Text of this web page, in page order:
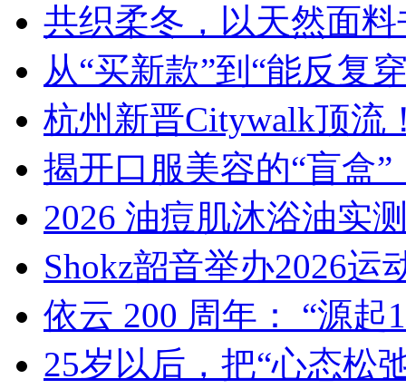
共织柔冬，以天然面
从“买新款”到“能反复
杭州新晋Citywalk顶流
揭开口服美容的“盲盒
2026 油痘肌沐浴油实
Shokz韶音举办2026运
依云 200 周年： “源起
25岁以后，把“心态松